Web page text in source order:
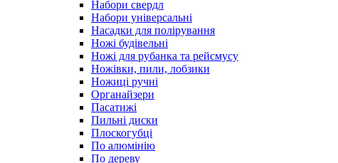
Набори свердл
Набори універсальні
Насадки для полірування
Ножі будівельні
Ножі для рубанка та рейсмусу
Ножівки, пили, лобзики
Ножиці ручні
Органайзери
Пасатижі
Пильні диски
Плоскогубці
По алюмінію
По дереву